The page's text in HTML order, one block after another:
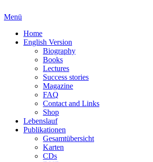
Menü
Home
English Version
Biography
Books
Lectures
Success stories
Magazine
FAQ
Contact and Links
Shop
Lebenslauf
Publikationen
Gesamtübersicht
Karten
CDs